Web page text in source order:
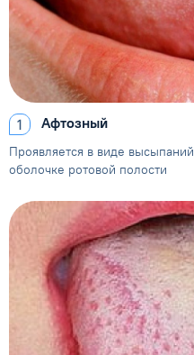
Афтозный
Проявляется в виде высыпаний
оболочке ротовой полости